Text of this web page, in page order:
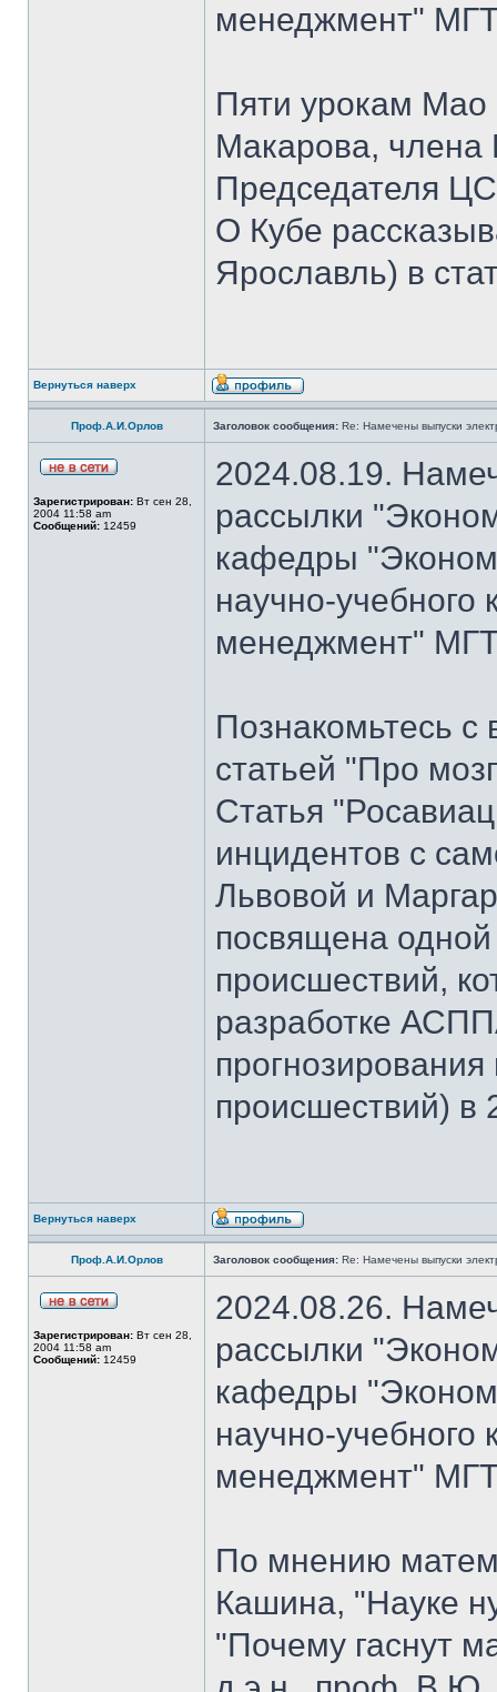
менеджмент"
Пяти урокам Мао
Макарова,
Председателя
О Кубе
Ярославль) в
Вернуться наверх
Проф.А.И.Орлов Заголовок сообщения: Re: Намечены выпуски
Зарегистрирован: Вт сен 28,
2004 11:58 am
Сообщений: 12459
2024.08.19.
рассылки
кафедры
научно-
менеджмент"
Познакомьтесь с
статьей "Про
Статья
инцидентов с
Львовой и
посвящена
происшествий,
разработке
происшествий) в
Вернуться наверх
Проф.А.И.Орлов Заголовок сообщения: Re: Намечены выпуски
Зарегистрирован: Вт сен 28,
2004 11:58 am
Сообщений: 12459
2024.08.26.
рассылки
кафедры
научно-
менеджмент"
По мнению
Кашина, "Науке
"Почему гаснут